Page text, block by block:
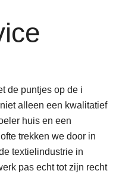
de puntjes op de i
alleen een kwalitatief
huis en een
trekken we door in
textielindustrie in
pas echt tot zijn recht